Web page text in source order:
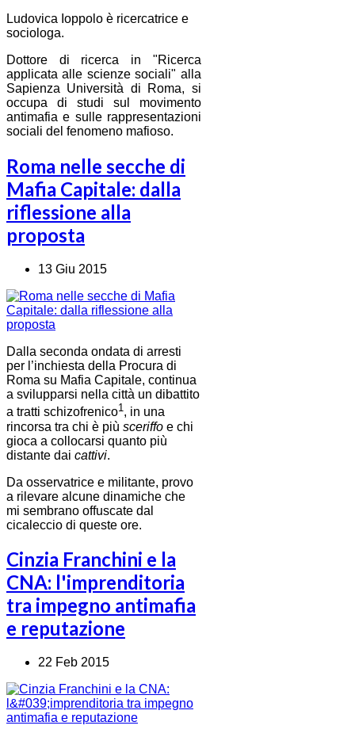
Ludovica Ioppolo è ricercatrice e
sociologa.
Dottore di ricerca in "Ricerca
applicata alle scienze sociali" alla
Sapienza Università di Roma, si
occupa di studi sul movimento
antimafia e sulle rappresentazioni
sociali del fenomeno mafioso.
Roma nelle secche di
Mafia Capitale: dalla
riflessione alla
proposta
13 Giu 2015
Dalla seconda ondata di arresti
per l’inchiesta della Procura di
Roma su Mafia Capitale, continua
a svilupparsi nella città un dibattito
a tratti schizofrenico1, in una
rincorsa tra chi è più sceriffo e chi
gioca a collocarsi quanto più
distante dai cattivi.
Da osservatrice e militante, provo
a rilevare alcune dinamiche che
mi sembrano offuscate dal
cicaleccio di queste ore.
Cinzia Franchini e la
CNA: l'imprenditoria
tra impegno antimafia
e reputazione
22 Feb 2015